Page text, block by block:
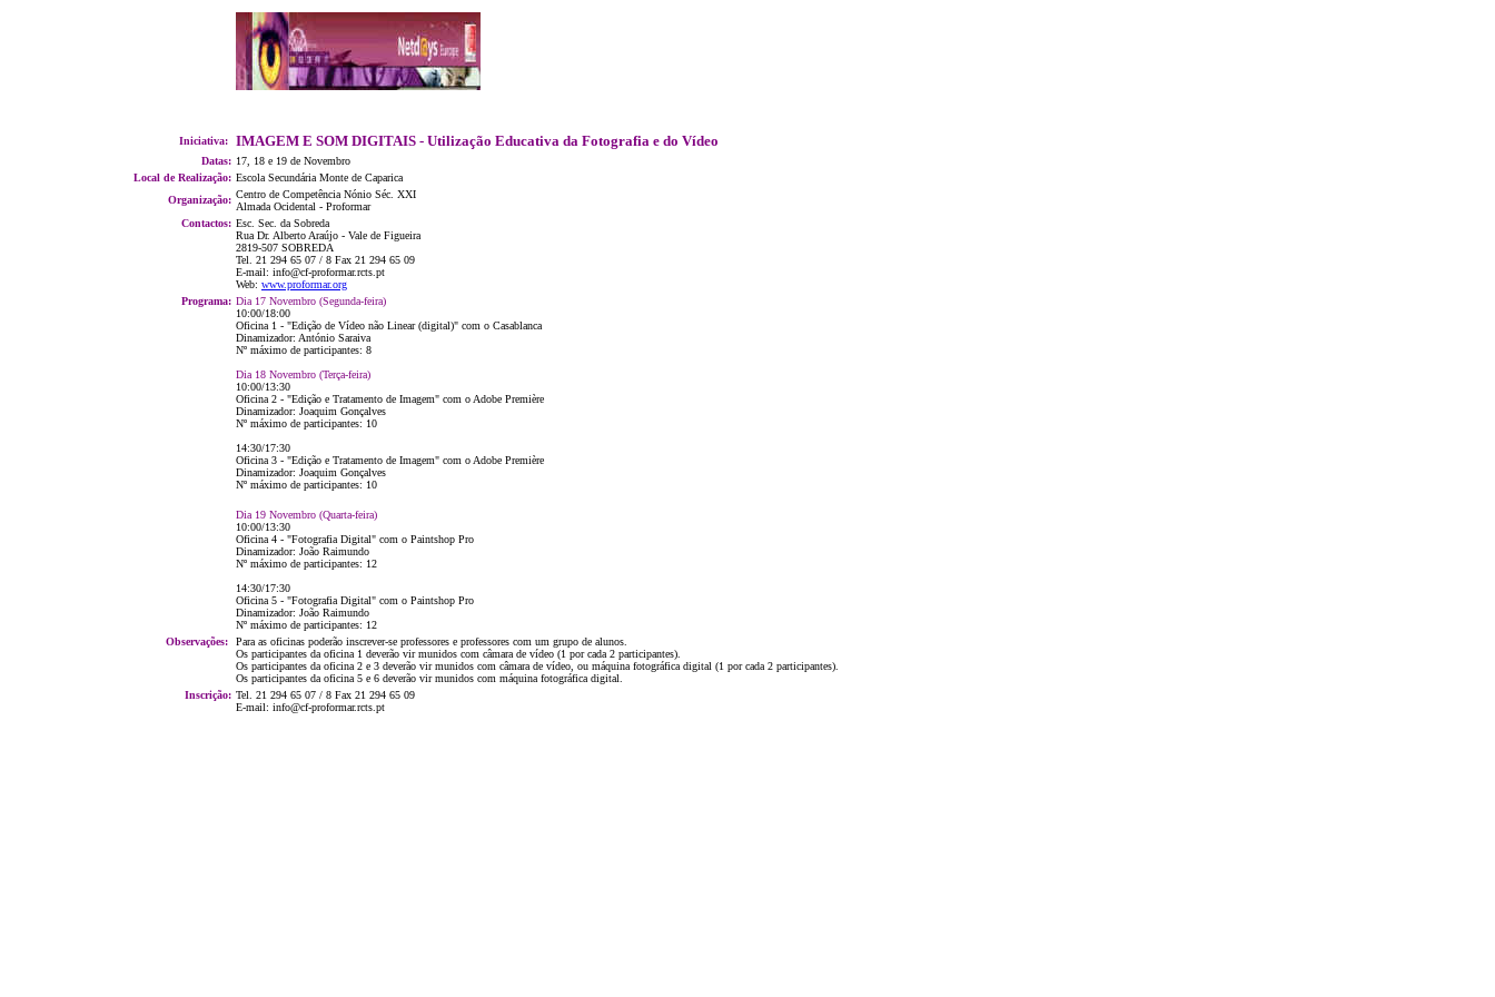
Iniciativa: IMAGEM E SOM DIGITAIS - Utilização Educativa da Fotografia e do Vídeo
Datas: 17, 18 e 19 de Novembro
Local de Realização: Escola Secundária Monte de Caparica
Organização: Centro de Competência Nónio Séc. XXI
Almada Ocidental - Proformar
Contactos: Esc. Sec. da Sobreda
Rua Dr. Alberto Araújo - Vale de Figueira
2819-507 SOBREDA
Tel. 21 294 65 07 / 8 Fax 21 294 65 09
E-mail: info@cf-proformar.rcts.pt
Web: www.proformar.org
Programa: Dia 17 Novembro (Segunda-feira)
10:00/18:00
Oficina 1 - "Edição de Vídeo não Linear (digital)" com o Casablanca
Dinamizador: António Saraiva
Nº máximo de participantes: 8
Dia 18 Novembro (Terça-feira)
10:00/13:30
Oficina 2 - "Edição e Tratamento de Imagem" com o Adobe Première
Dinamizador: Joaquim Gonçalves
Nº máximo de participantes: 10
14:30/17:30
Oficina 3 - "Edição e Tratamento de Imagem" com o Adobe Première
Dinamizador: Joaquim Gonçalves
Nº máximo de participantes: 10
Dia 19 Novembro (Quarta-feira)
10:00/13:30
Oficina 4 - "Fotografia Digital" com o Paintshop Pro
Dinamizador: João Raimundo
Nº máximo de participantes: 12
14:30/17:30
Oficina 5 - "Fotografia Digital" com o Paintshop Pro
Dinamizador: João Raimundo
Nº máximo de participantes: 12
Observações:
Para as oficinas poderão inscrever-se professores e professores com um grupo de alunos.
Os participantes da oficina 1 deverão vir munidos com câmara de vídeo (1 por cada 2 participantes).
Os participantes da oficina 2 e 3 deverão vir munidos com câmara de vídeo, ou máquina fotográfica digital (1 por cada 2 participantes).
Os participantes da oficina 5 e 6 deverão vir munidos com máquina fotográfica digital.
Inscrição: Tel. 21 294 65 07 / 8 Fax 21 294 65 09
E-mail: info@cf-proformar.rcts.pt